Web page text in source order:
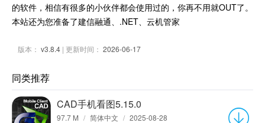
的软件，相信有很多的小伙伴都会使用过的，你再不用就OUT了。
本站还为您准备了建信融通、.NET、云机管家
版本： v3.8.4 | 更新时间： 2026-06-17
同类推荐
CAD手机看图5.15.0
97.7 M / 简体中文 / 2025-08-28